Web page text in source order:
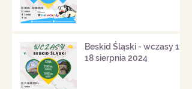
Beskid Śląski - wczasy 11-
18 sierpnia 2024